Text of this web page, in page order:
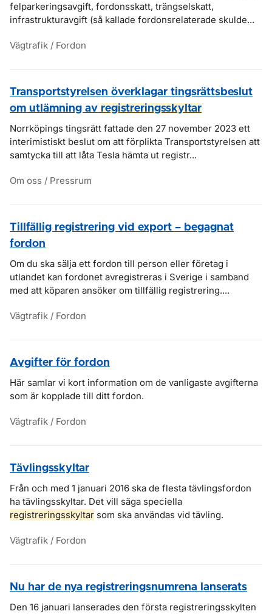
felparkeringsavgift, fordonsskatt, trängselskatt,
infrastrukturavgift (så kallade fordonsrelaterade skulde...
Vägtrafik / Fordon
Transportstyrelsen överklagar tingsrättsbeslut
om utlämning av registreringsskyltar
Norrköpings tingsrätt fattade den 27 november 2023 ett
interimistiskt beslut om att förplikta Transportstyrelsen att
samtycka till att låta Tesla hämta ut registr...
Om oss / Pressrum
Tillfällig registrering vid export – begagnat
fordon
Om du ska sälja ett fordon till person eller företag i
utlandet kan fordonet avregistreras i Sverige i samband
med att köparen ansöker om tillfällig registrering....
Vägtrafik / Fordon
Avgifter för fordon
Här samlar vi kort information om de vanligaste avgifterna
som är kopplade till ditt fordon.
Vägtrafik / Fordon
Tävlingsskyltar
Från och med 1 januari 2016 ska de flesta tävlingsfordon
ha tävlingsskyltar. Det vill säga speciella
registreringsskyltar som ska användas vid tävling.
Vägtrafik / Fordon
Nu har de nya registreringsnumrena lanserats
Den 16 januari lanserades den första registreringsskylten